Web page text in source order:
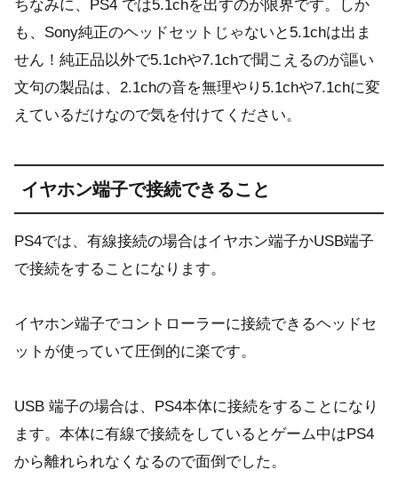
ちなみに、PS4 では5.1chを出すのが限界です。しか
も、Sony純正のヘッドセットじゃないと5.1chは出ま
せん！純正品以外で5.1chや7.1chで聞こえるのが謳い
文句の製品は、2.1chの音を無理やり5.1chや7.1chに変
えているだけなので気を付けてください。
イヤホン端子で接続できること
PS4では、有線接続の場合はイヤホン端子かUSB端子
で接続をすることになります。
イヤホン端子でコントローラーに接続できるヘッドセ
ットが使っていて圧倒的に楽です。
USB 端子の場合は、PS4本体に接続をすることになり
ます。本体に有線で接続をしているとゲーム中はPS4
から離れられなくなるので面倒でした。